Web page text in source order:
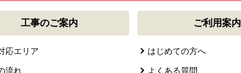
工事のご案内
応エリア
流れ
ご利用案内
はじめての方へ
よくある質問